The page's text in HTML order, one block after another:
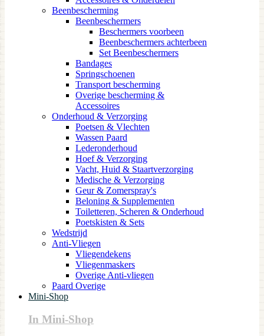
Beenbescherming
Beenbeschermers
Beschermers voorbeen
Beenbeschermers achterbeen
Set Beenbeschermers
Bandages
Springschoenen
Transport bescherming
Overige bescherming &
Accessoires
Onderhoud & Verzorging
Poetsen & Vlechten
Wassen Paard
Lederonderhoud
Hoef & Verzorging
Vacht, Huid & Staartverzorging
Medische & Verzorging
Geur & Zomerspray's
Beloning & Supplementen
Toiletteren, Scheren & Onderhoud
Poetskisten & Sets
Wedstrijd
Anti-Vliegen
Vliegendekens
Vliegenmaskers
Overige Anti-vliegen
Paard Overige
Mini-Shop
In Mini-Shop